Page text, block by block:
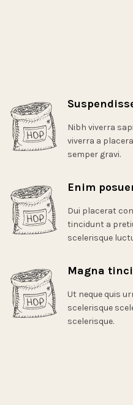
Nibh viverra
viverra a
semper gravi.
Enim
Dui placerat
tincidunt a
scelerisque
Magna
Ut neque quis
scelerisque
scelerisque.